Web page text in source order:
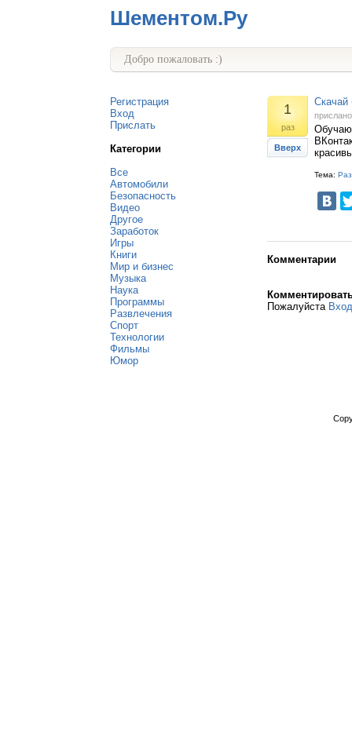
Шементом.Ру
Добро пожаловать :)
Регистрация
Вход
Прислать
Категории
Все
Автомобили
Безопасность
Видео
Другое
Заработок
Игры
Книги
Мир и бизнес
Музыка
Наука
Программы
Развлечения
Спорт
Технологии
Фильмы
Юмор
1
раз
Вверх
Скачай
Тема:
Комментарии
Пожалуйста Вход